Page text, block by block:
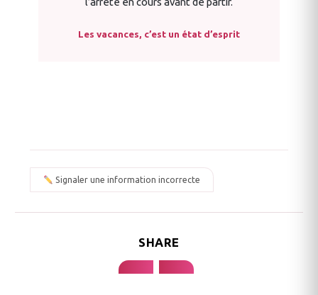
Les vacances, c’est un état d’esprit
Signaler une information incorrecte
SHARE